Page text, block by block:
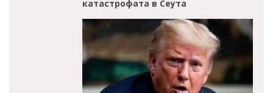
катастрофата в Сеута